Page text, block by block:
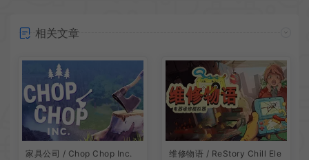
相关文章
家具公司 / Chop Chop Inc.
维修物语 / ReStory Chill Ele